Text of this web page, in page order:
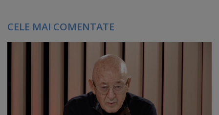
CELE MAI COMENTATE